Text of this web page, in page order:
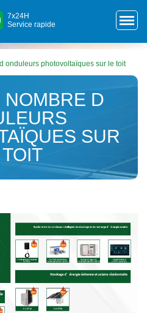
7x24H
Service rapide
onduleurs photovoltaïques sur le toit
NOMBRE D
SUR